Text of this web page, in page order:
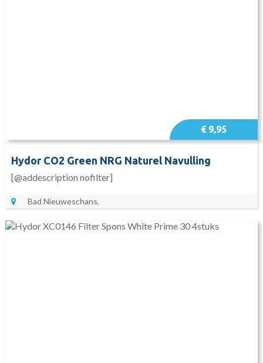
€ 9,95
Hydor CO2 Green NRG Naturel Navulling
[@addescription nofilter]
Bad Nieuweschans,